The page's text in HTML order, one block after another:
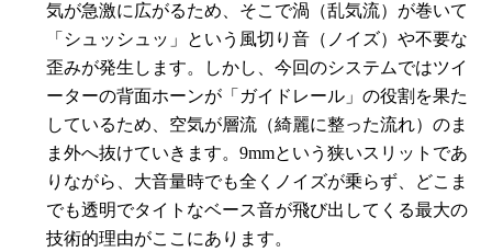
気が急激に広がるため、そこで渦（乱気流）が巻いて
「シュッシュッ」という風切り音（ノイズ）や不要な
歪みが発生します。しかし、今回のシステムではツイ
ーターの背面ホーンが「ガイドレール」の役割を果た
しているため、空気が層流（綺麗に整った流れ）のま
ま外へ抜けていきます。9mmという狭いスリットであ
りながら、大音量時でも全くノイズが乗らず、どこま
でも透明でタイトなベース音が飛び出してくる最大の
技術的理由がここにあります。